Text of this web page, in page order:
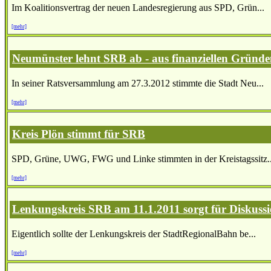
Im Koalitionsvertrag der neuen Landesregierung aus SPD, Grün...
[mehr]
Neumünster lehnt SRB ab - aus finanziellen
In seiner Ratsversammlung am 27.3.2012 stimmte die Stadt Neu...
[mehr]
Kreis Plön stimmt für SRB
SPD, Grüne, UWG, FWG und Linke stimmten in der
[mehr]
Lenkungskreis SRB am 11.1.2011 sorgt für
Eigentlich sollte der Lenkungskreis der StadtRegionalBahn be...
[mehr]